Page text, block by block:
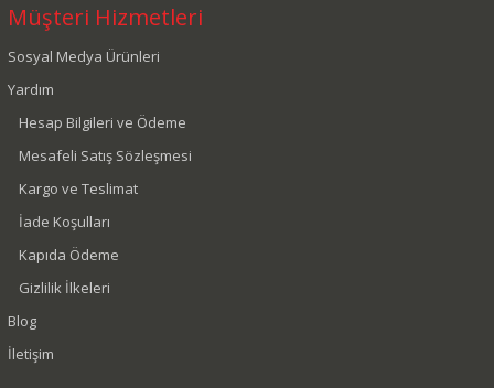
Müşteri Hizmetleri
Sosyal Medya Ürünleri
Yardım
Hesap Bilgileri ve Ödeme
Mesafeli Satış Sözleşmesi
Kargo ve Teslimat
İade Koşulları
Kapıda Ödeme
Gizlilik İlkeleri
Blog
İletişim